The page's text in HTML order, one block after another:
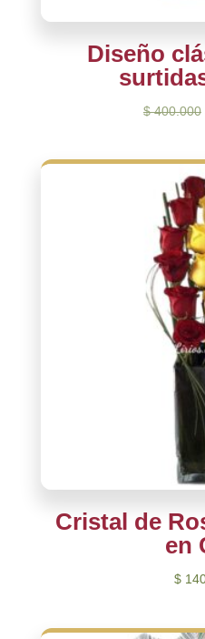
Diseño
$400.000
Cristal de
en
$